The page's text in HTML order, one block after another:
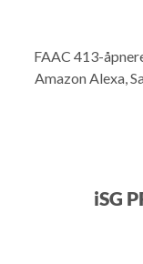
FAAC 413-
Amazon Alexa,
iSG